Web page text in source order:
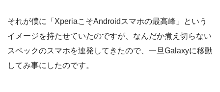
それが僕に「XperiaこそAndroidスマホの最高峰」という
イメージを持たせていたのですが、なんだか煮え切らない
スペックのスマホを連発してきたので、一旦Galaxyに移動
してみ事にしたのです。